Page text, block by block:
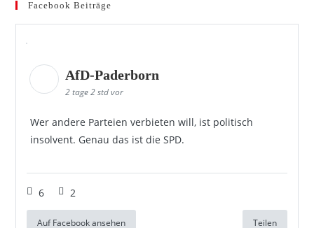
Facebook Beiträge
AfD-Paderborn
2 tage 2 std vor
Wer andere Parteien verbieten will, ist politisch
insolvent. Genau das ist die SPD.
6 2
Auf Facebook ansehen Teilen